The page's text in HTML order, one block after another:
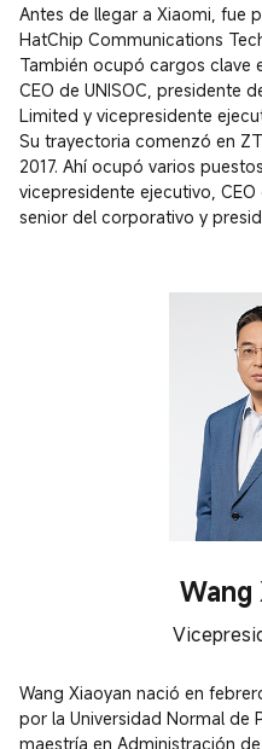
Antes de llegar a Xiaomi, fue
HatChip Communications
También ocupó cargos clave
CEO de UNISOC, presidente
Limited y vicepresidente
Su trayectoria comenzó en
2017. Ahí ocupó varios
vicepresidente ejecutivo,
senior del corporativo y
Wang
Wang Xiaoyan nació en
por la Universidad Normal de
maestría en Administración